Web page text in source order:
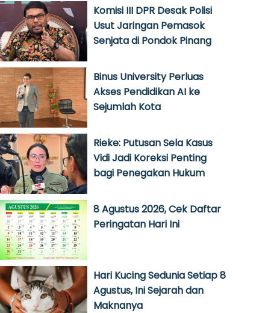
Komisi III DPR Desak Polisi
Usut Jaringan Pemasok
Senjata di Pondok Pinang
Binus University Perluas
Akses Pendidikan AI ke
Sejumlah Kota
Rieke: Putusan Sela Kasus
Vidi Jadi Koreksi Penting
bagi Penegakan Hukum
8 Agustus 2026, Cek Daftar
Peringatan Hari Ini
Hari Kucing Sedunia Setiap 8
Agustus, Ini Sejarah dan
Maknanya